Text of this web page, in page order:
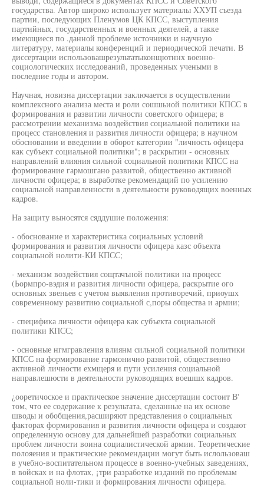
государства. Автор широко использует материалы ХХУП съезда
партии, последующих Пленумов ЦК КПСС, выступления
партийных, государственных и военных деятелей, а такке
имеющиеся по .данной проблеме источники и научную
литературу, материалы конференций и периодической печати. В
диссертации использовашрезультатыконщютннх военно-
социологических исследований, проведенных учеными в
последние годы и автором.
Научная, новизна диссертации заключается в осуществлении
комплексного анализа места и роли сошшьиой политики КПСС в
формирования и развитии личности советского офицера; в
рассмотрении механизма воздействия социальной политики на
процесс становления и развития личности офицера; в научном
обосновании и введении в оборот категории "личность офицера
как субъект социальной политики"; в раскрытии - основных
направлений влияния сильной социальной политики КПСС на
формирование гармошгано развитой, общественно активной
личности офицера; в выработке рекомендаций по усилению
социальной направленности в деятельности руководящих военных
кадров.
На защиту выносятся сяддушие положения:
- обоснование и характеристика социальных условий
формирования и развития личности офицера казс объекта
социальной нолити-КИ КПСС;
- механизм воздействия сощтачъной политики на процесс
(Ьормпро-вэдия и развития личности офицера, раскрытие ого
основных звеньев с учетом выявления противоречий, приоушх
современному развитию социальной с,поры общества и армии;
- специфика личности офицера как субъекта социальной
политики КПСС;
- основные нгмгравления влиянм сильной социальной политики
КПСС на формирование гармонично развитой, общественно
активной личности ехмщеря и пути усиления социальной
направлешюсти в деятельности руководящих воешшх кадров.
¿ооретичоское и практическое значение диссертации состоит В'
том, что ее содержание к результата, сделанные на их основе
шводы и обобщения,расширяют представления о социальных
факторах формирования и развития личности офицера и создают
определенную основу для дальнейшей разработки социальных
проблем личности воина социалистической армии. Теоретические
полояения и практические рекомендации могут быть ислользоваш
в учебно-воспитательном процессе в военно-учебных заведениях,
в войсках и на флотах, ¡три разработке изданий по проблемам
социальной ноли-тики и формирования личности офицера.